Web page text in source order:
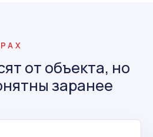
от объекта, но
заранее